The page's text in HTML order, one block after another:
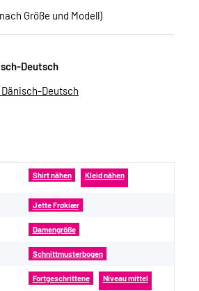
Größe und Modell)
Deutsch
Deutsch
Shirt nähen Kleid nähen
Jette Frøkiær
Damengröße
Schnittmusterbogen
Fortgeschrittene Niveau mittel